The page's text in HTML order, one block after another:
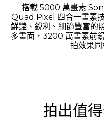
搭載 5000 萬畫素
Quad Pixel 四合一畫素
鮮豔、銳利、細節豐富的
多畫面，3200 萬畫素前
拍效果同
拍出值